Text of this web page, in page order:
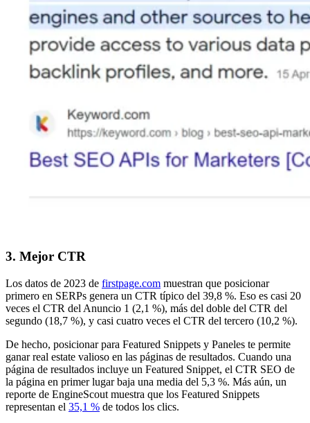
3. Mejor CTR
Los datos de 2023 de firstpage.com muestran que posicionar
primero en SERPs genera un CTR típico del 39,8 %. Eso es casi 20
veces el CTR del Anuncio 1 (2,1 %), más del doble del CTR del
segundo (18,7 %), y casi cuatro veces el CTR del tercero (10,2 %).
De hecho, posicionar para Featured Snippets y Paneles te permite
ganar real estate valioso en las páginas de resultados. Cuando una
página de resultados incluye un Featured Snippet, el CTR SEO de
la página en primer lugar baja una media del 5,3 %. Más aún, un
reporte de EngineScout muestra que los Featured Snippets
representan el 35,1 % de todos los clics.